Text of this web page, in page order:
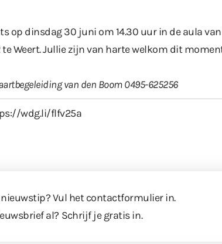
op dinsdag 30 juni om 14.30 uur in de aula
te Weert. Jullie zijn van harte welkom dit
van den Boom 0495-625256
wdg.li/flfv25a
Vul het contactformulierin.
al? Schrijf je gratis in.